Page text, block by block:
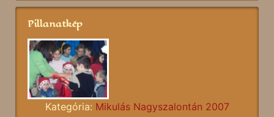
Pillanatkép
Kategória: Mikulás Nagyszalontán 2007